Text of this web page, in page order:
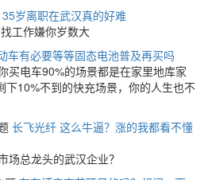
35岁离职在武汉真的好难
工作嫌你岁数大
车有必要等等固态电池普及再买吗
买电车90%的场景都是在家里地库家
下10%不到的快充场景，你的人生也不
长飞光纤 这么牛逼？涨的我都看不懂
场总龙头的武汉企业？